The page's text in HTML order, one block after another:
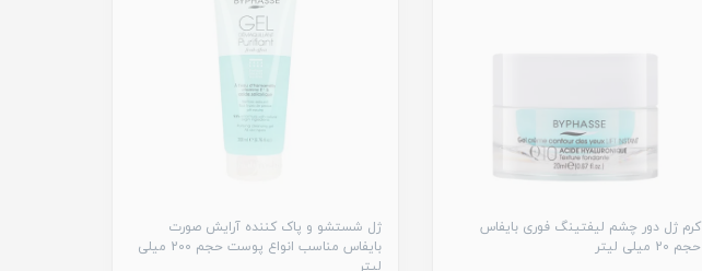
کرم ژل دور چشم لیفتینگ فوری بایفاس
حجم 20 میلی لیتر
ژل شستشو و پاک کننده آرایش صورت
بایفاس مناسب انواع پوست حجم 200 میلی
لیتر